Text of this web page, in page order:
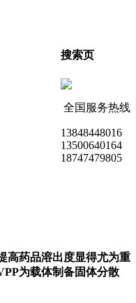
搜索页
全国服务热线
13848448016
13500640164
18747479805
高药品溶出度显得尤为重
为载体制备固体分散